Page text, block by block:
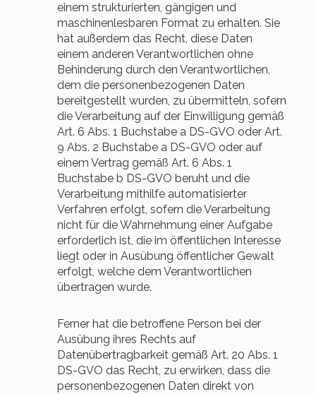
einem strukturierten, gängigen und
maschinenlesbaren Format zu erhalten. Sie
hat außerdem das Recht, diese Daten
einem anderen Verantwortlichen ohne
Behinderung durch den Verantwortlichen,
dem die personenbezogenen Daten
bereitgestellt wurden, zu übermitteln, sofern
die Verarbeitung auf der Einwilligung gemäß
Art. 6 Abs. 1 Buchstabe a DS-GVO oder Art.
9 Abs. 2 Buchstabe a DS-GVO oder auf
einem Vertrag gemäß Art. 6 Abs. 1
Buchstabe b DS-GVO beruht und die
Verarbeitung mithilfe automatisierter
Verfahren erfolgt, sofern die Verarbeitung
nicht für die Wahrnehmung einer Aufgabe
erforderlich ist, die im öffentlichen Interesse
liegt oder in Ausübung öffentlicher Gewalt
erfolgt, welche dem Verantwortlichen
übertragen wurde.
Ferner hat die betroffene Person bei der
Ausübung ihres Rechts auf
Datenübertragbarkeit gemäß Art. 20 Abs. 1
DS-GVO das Recht, zu erwirken, dass die
personenbezogenen Daten direkt von